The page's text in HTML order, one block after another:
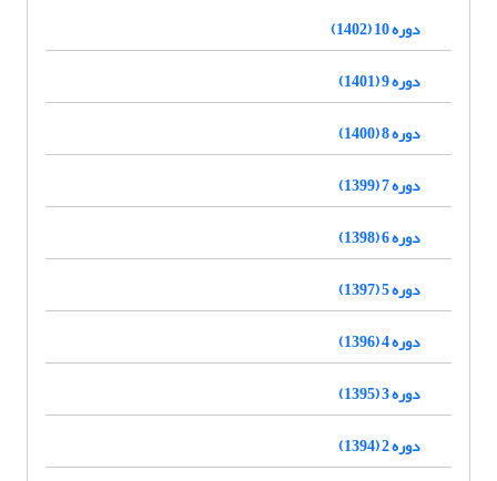
دوره 10 (1402)
دوره 9 (1401)
دوره 8 (1400)
دوره 7 (1399)
دوره 6 (1398)
دوره 5 (1397)
دوره 4 (1396)
دوره 3 (1395)
دوره 2 (1394)